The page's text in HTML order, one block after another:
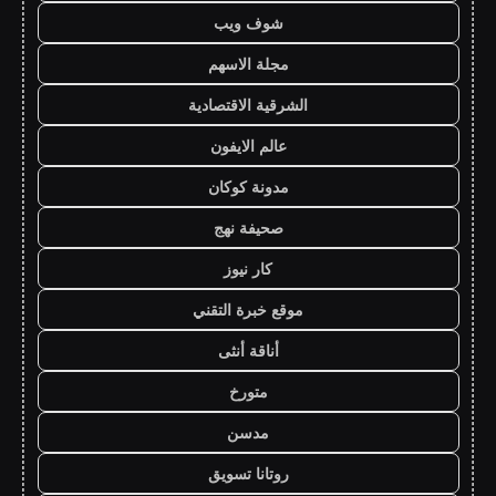
شوف ويب
مجلة الاسهم
الشرقية الاقتصادية
عالم الايفون
مدونة كوكان
صحيفة نهج
كار نيوز
موقع خبرة التقني
أناقة أنثى
متورخ
مدسن
روتانا تسويق